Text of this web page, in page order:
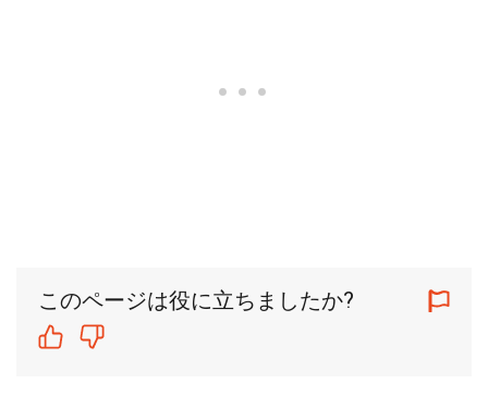
このページは役に立ちましたか?